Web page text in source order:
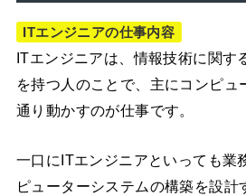
ITエンジニアの仕事内容
ITエンジニアは、情報技術に関す
を持つ人のことで、主にコンピュ
通り動かすのが仕事です。
一口にITエンジニアといっても業
ピューターシステムの構築を設計